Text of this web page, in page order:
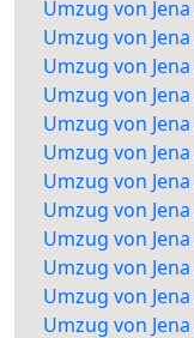
Umzug von
Umzug von
Umzug von
Umzug von
Umzug von
Umzug von
Umzug von
Umzug von
Umzug von Jena
Umzug von
Umzug von
Umzug von